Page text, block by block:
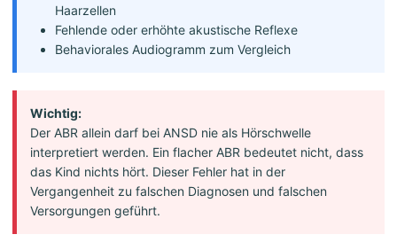
Haarzellen
Fehlende oder erhöhte akustische Reflexe
Behaviorales Audiogramm zum Vergleich
Wichtig:
Der ABR allein darf bei ANSD nie als Hörschwelle
interpretiert werden. Ein flacher ABR bedeutet nicht, dass
das Kind nichts hört. Dieser Fehler hat in der
Vergangenheit zu falschen Diagnosen und falschen
Versorgungen geführt.